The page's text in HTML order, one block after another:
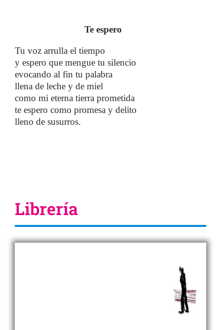
Te espero
Tu voz arrulla el tiempo
y espero que mengue tu silencio
evocando al fin tu palabra
llena de leche y de miel
como mi eterna tierra prometida
te espero como promesa y delito
lleno de susurros.
Librería